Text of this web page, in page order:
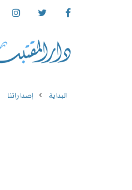
البداية إصداراتنا